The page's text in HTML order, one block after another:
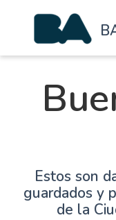
Estos son
guardados y
de la